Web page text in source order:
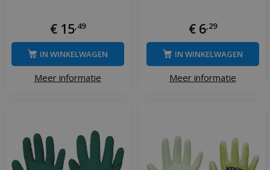
€ 15 49
Meer informatie
IN WINKELWAGEN
€ 6 29
Meer informatie
IN WINKELWAGEN